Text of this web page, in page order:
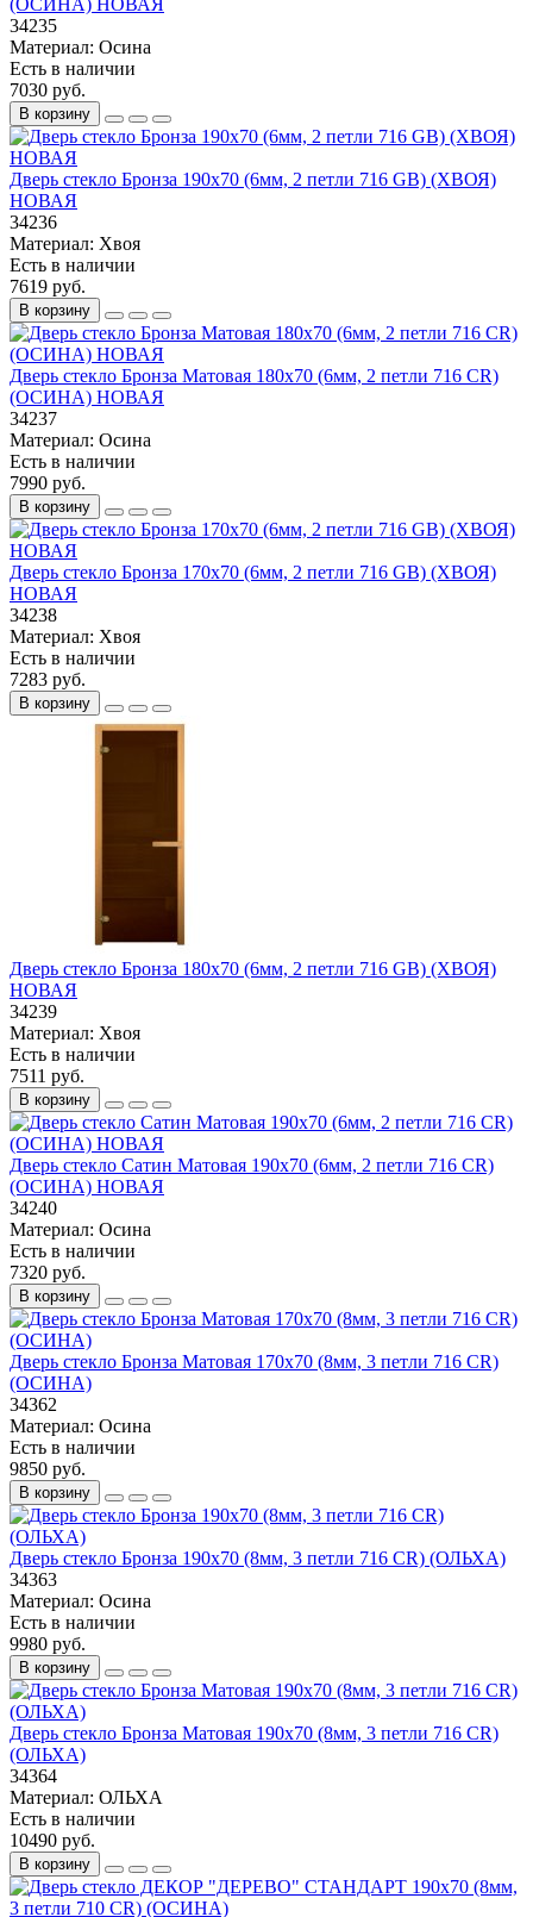
34235
Материал: Осина
Есть в наличии
7030 руб.
В корзину
Дверь стекло Бронза 190х70 (6мм, 2 петли 716 GB) (ХВОЯ)
НОВАЯ
34236
Материал: Хвоя
Есть в наличии
7619 руб.
В корзину
Дверь стекло Бронза Матовая 180х70 (6мм, 2 петли 716 CR)
(ОСИНА) НОВАЯ
34237
Материал: Осина
Есть в наличии
7990 руб.
В корзину
Дверь стекло Бронза 170х70 (6мм, 2 петли 716 GB) (ХВОЯ)
НОВАЯ
34238
Материал: Хвоя
Есть в наличии
7283 руб.
В корзину
Дверь стекло Бронза 180х70 (6мм, 2 петли 716 GB) (ХВОЯ)
НОВАЯ
34239
Материал: Хвоя
Есть в наличии
7511 руб.
В корзину
Дверь стекло Сатин Матовая 190х70 (6мм, 2 петли 716 CR)
(ОСИНА) НОВАЯ
34240
Материал: Осина
Есть в наличии
7320 руб.
В корзину
Дверь стекло Бронза Матовая 170х70 (8мм, 3 петли 716 CR)
(ОСИНА)
34362
Материал: Осина
Есть в наличии
9850 руб.
В корзину
Дверь стекло Бронза 190х70 (8мм, 3 петли 716 CR) (ОЛЬХА)
34363
Материал: Осина
Есть в наличии
9980 руб.
В корзину
Дверь стекло Бронза Матовая 190х70 (8мм, 3 петли 716 CR)
(ОЛЬХА)
34364
Материал: ОЛЬХА
Есть в наличии
10490 руб.
В корзину